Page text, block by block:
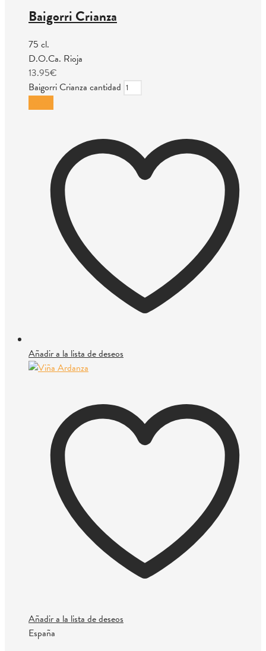
Baigorri Crianza
75 cl.
D.O.Ca. Rioja
13.95€
Baigorri Crianza cantidad
Añadir a la lista de deseos
Añadir a la lista de deseos
España